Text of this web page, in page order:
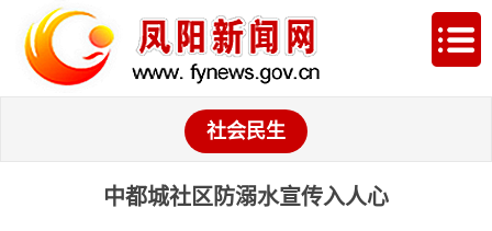
社会民生
中都城社区防溺水宣传入人心